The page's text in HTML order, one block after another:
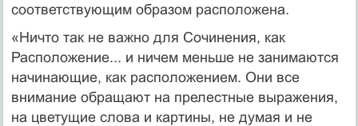
соответствующим образом расположена.
«Ничто так не важно для Сочинения, как
Расположение... и ничем меньше не занимаются
начинающие, как расположением. Они все
внимание обращают на прелестные выражения,
на цветущие слова и картины, не думая и не